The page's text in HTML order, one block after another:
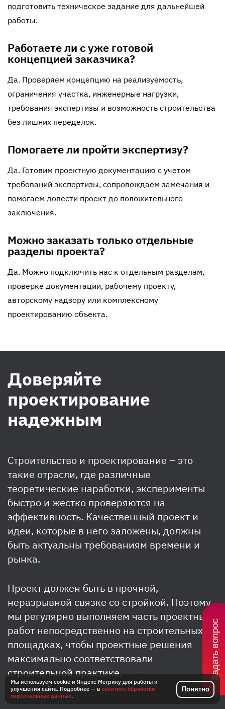
подготовить техническое задание для дальнейшей
работы.
Работаете ли с уже готовой
концепцией заказчика?
Да. Проверяем концепцию на реализуемость,
ограничения участка, инженерные нагрузки,
требования экспертизы и возможность строительства
без лишних переделок.
Помогаете ли пройти экспертизу?
Да. Готовим проектную документацию с учетом
требований экспертизы, сопровождаем замечания и
помогаем довести проект до положительного
заключения.
Можно заказать только отдельные
разделы проекта?
Да. Можно подключить нас к отдельным разделам,
проверке документации, рабочему проекту,
авторскому надзору или комплексному
проектированию объекта.
Доверяйте
проектирование
надежным
Строительство и проектирование – это
такие отрасли, где различные
теоретические наработки, эксперименты
быстро и жестко проверяются на
эффективность. Качественный проект и
идеи, которые в него заложены, должны
быть актуальны требованиям времени и
рынка.
Проект должен быть в прочной,
неразрывной связке со стройкой. Поэтому
мы регулярно выполняем часть проектных
работ непосредственно на строительных
площадках, чтобы проектные решения
максимально соответствовали
строительной практике.
Мы используем cookie и Яндекс Метрику для работы и
улучшения сайта. Подробнее — в политике обработки
персональных данных.
Понятно
Задать вопрос